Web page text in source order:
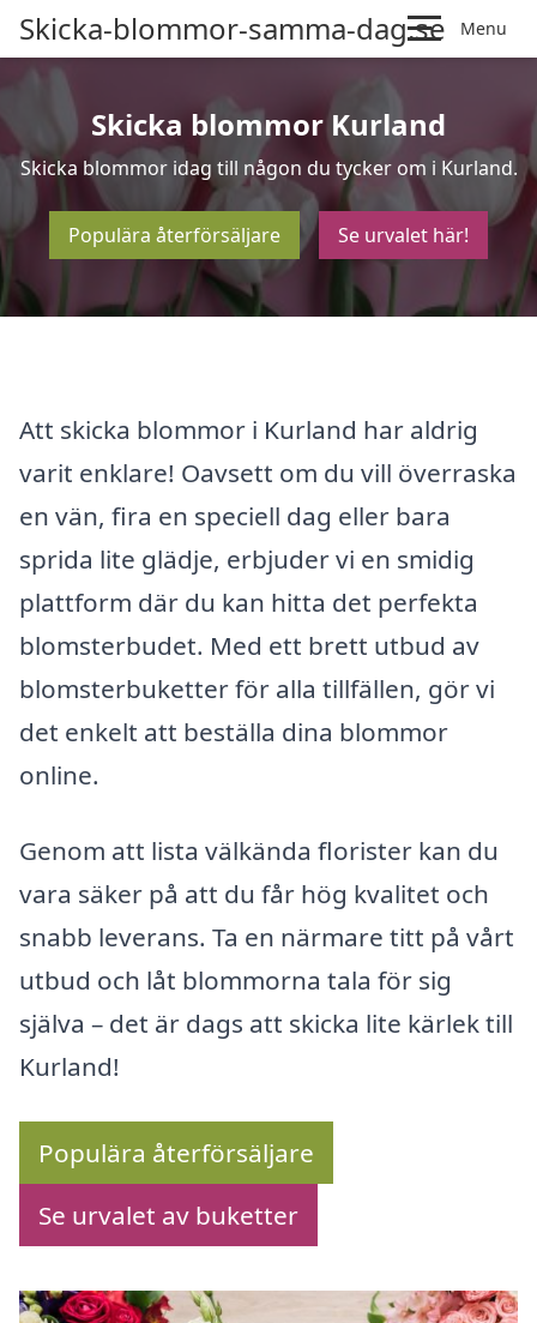
Skicka-blommor-samma-dag.se Menu
Skicka blommor Kurland
Skicka blommor idag till någon du tycker om i Kurland.
Populära återförsäljare Se urvalet här!
Att skicka blommor i Kurland har aldrig
varit enklare! Oavsett om du vill överraska
en vän, fira en speciell dag eller bara
sprida lite glädje, erbjuder vi en smidig
plattform där du kan hitta det perfekta
blomsterbudet. Med ett brett utbud av
blomsterbuketter för alla tillfällen, gör vi
det enkelt att beställa dina blommor
online.
Genom att lista välkända florister kan du
vara säker på att du får hög kvalitet och
snabb leverans. Ta en närmare titt på vårt
utbud och låt blommorna tala för sig
själva – det är dags att skicka lite kärlek till
Kurland!
Populära återförsäljare
Se urvalet av buketter